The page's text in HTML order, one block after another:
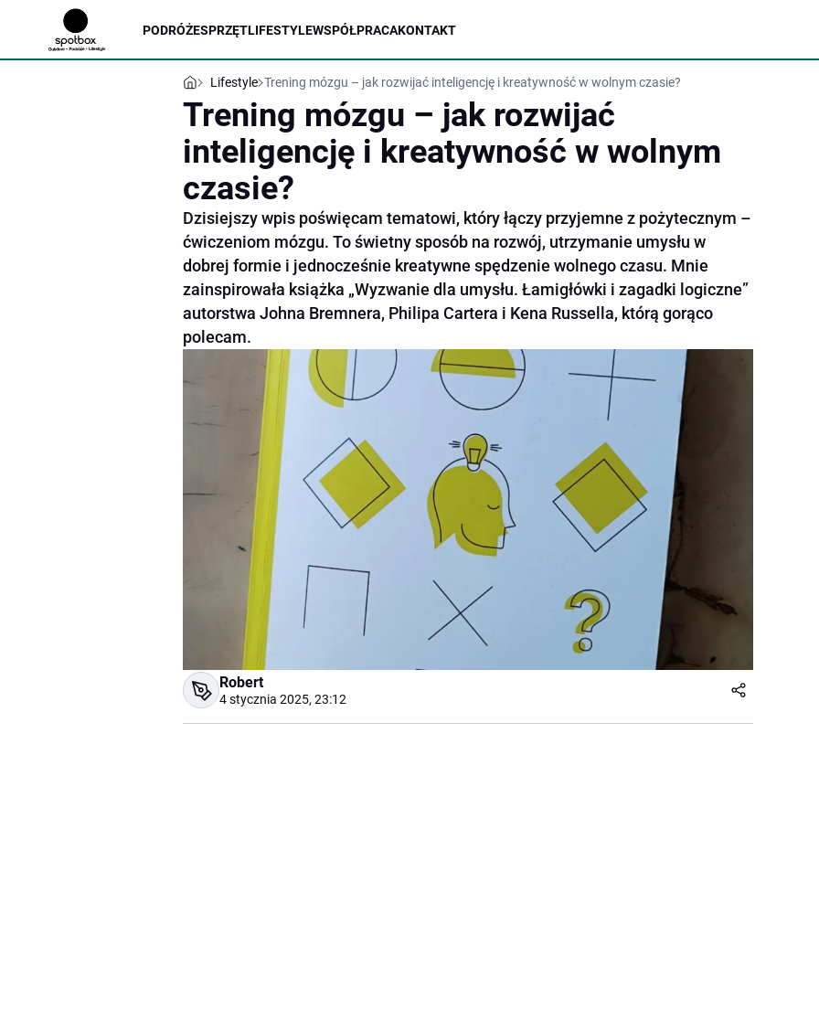
PODRÓŻESPRZĘTLIFESTYLEWSPÓŁPRACAKONTAKT
Lifestyle Trening mózgu – jak rozwijać inteligencję i kreatywność w wolnym czasie?
Trening mózgu – jak rozwijać
inteligencję i kreatywność w wolnym
czasie?
Dzisiejszy wpis poświęcam tematowi, który łączy przyjemne z pożytecznym –
ćwiczeniom mózgu. To świetny sposób na rozwój, utrzymanie umysłu w
dobrej formie i jednocześnie kreatywne spędzenie wolnego czasu. Mnie
zainspirowała książka „Wyzwanie dla umysłu. Łamigłówki i zagadki logiczne”
autorstwa Johna Bremnera, Philipa Cartera i Kena Russella, którą gorąco
polecam.
Robert
4 stycznia 2025, 23:12